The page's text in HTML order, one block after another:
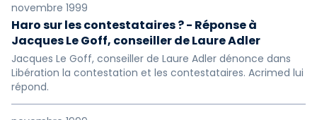
novembre 1999
Haro sur les contestataires ? - Réponse à
Jacques Le Goff, conseiller de Laure Adler
Jacques Le Goff, conseiller de Laure Adler dénonce dans
Libération la contestation et les contestataires. Acrimed lui
répond.